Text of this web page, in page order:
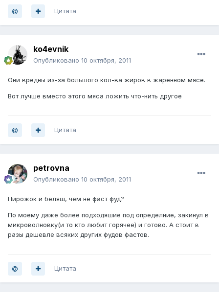
Цитата
ko4evnik
Опубликовано 10 октября, 2011
Они вредны из-за большого кол-ва жиров в жаренном мясе.
Вот лучше вместо этого мяса ложить что-нить другое
Цитата
petrovna
Опубликовано 10 октября, 2011
Пирожок и беляш, чем не фаст фуд?
По моему даже более подходяшие под определние, закинул в
микроволновку(и то кто любит горячее) и готово. А стоит в
разы дешевле всяких других фудов фастов.
Цитата